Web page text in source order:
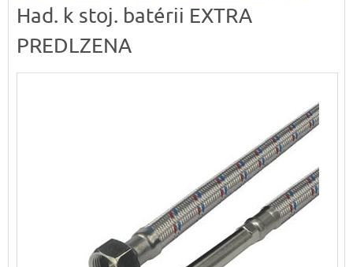
Had. k stoj. batérii EXTRA
PREDLZENA